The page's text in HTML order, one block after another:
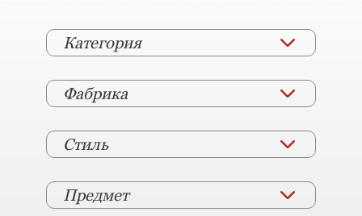
Категория
Фабрика
Стиль
Предмет